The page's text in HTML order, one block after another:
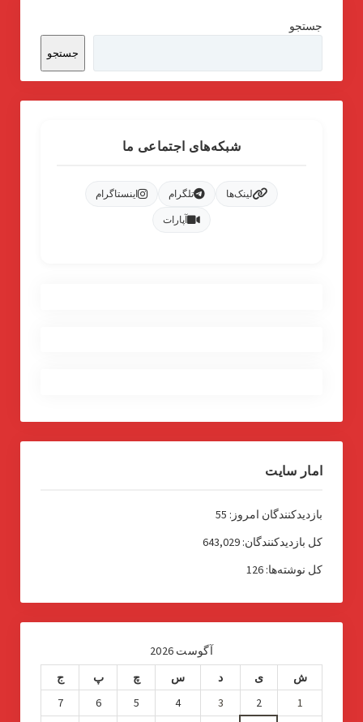
جستجو
جستجو
شبکه‌های اجتماعی ما
لینک‌ها تلگرام اینستاگرام
آپارات
امار سایت
بازدیدکنندگان امروز: 55
کل بازدیدکنند‌گان: 643,029
کل نوشته‌ها: 126
آگوست 2026
ش
ی د س چ پ
ج
1
2
3
4
5
6
7